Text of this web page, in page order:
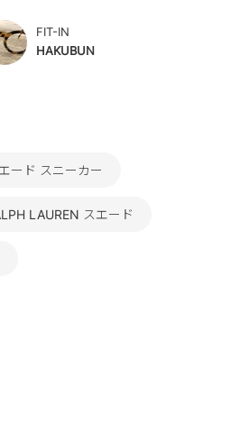
FIT-IN
HAKUBUN
ード スニーカー
LAUREN スエード